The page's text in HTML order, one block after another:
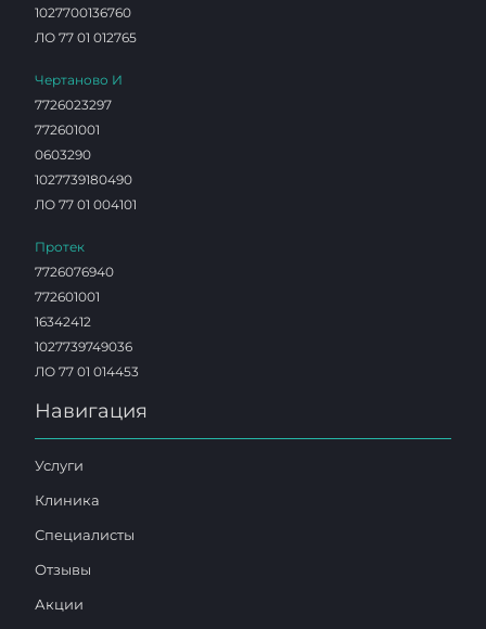
1027700136760
ЛО 77 01 012765
Чертаново И
7726023297
772601001
0603290
1027739180490
ЛО 77 01 004101
Протек
7726076940
772601001
16342412
1027739749036
ЛО 77 01 014453
Навигация
Услуги
Клиника
Специалисты
Отзывы
Акции